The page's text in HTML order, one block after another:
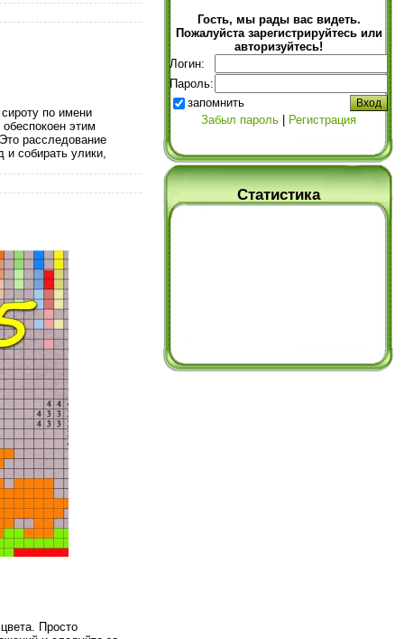
по имени
этим
расследование
и собирать улики,
Просто
Гость, мы рады вас видеть.
Пожалуйста зарегистрируйтесь или
авторизуйтесь!
Логин:
Пароль:
запомнить
Забыл пароль
Регистрация
Статистика